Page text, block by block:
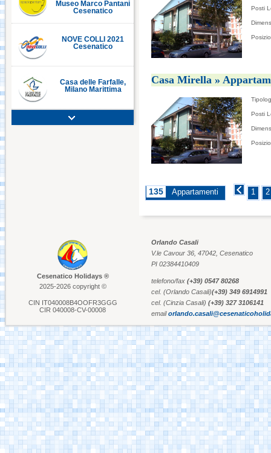
Museo Marco Pantani
Cesenatico
NOVE COLLI 2021
Cesenatico
Casa delle Farfalle,
Milano Marittima
Adriatic Golf Club
Parco Oltremare -
Riccione
Italia in Miniatura -
Rimini
Le Navi Acquario -
Cattolica
Porto Canale Cervia
Posti
Casa Mirella »
Posti
135 Appartamenti 1 2
Villa Irene
Cesenatico Holidays ®
2025-2026 copyright ©
CIN IT040008B4OOFR3GGG
CIR 040008-CV-00008
Orlando Casali
V.le Cavour 36, 47042, Cesenatico
PI 02384410409
telefono/fax (+39) 0547 80268
cel. (Orlando Casali)(+39) 349 6914991
cel. (Cinzia Casali) (+39) 327 3106141
email